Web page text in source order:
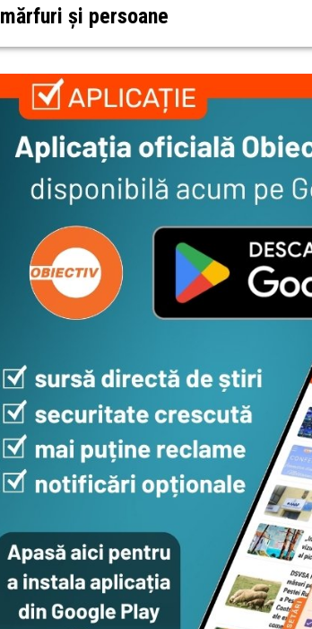
mărfuri și persoane